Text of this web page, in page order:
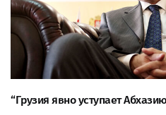
“Грузия явно уступает